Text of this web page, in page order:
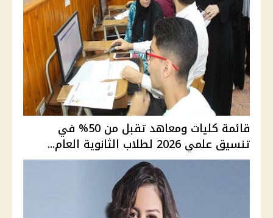
قائمة كليات ومعاهد تقبل من 50% في
تنسيق علمي 2026 لطلاب الثانوية العام...